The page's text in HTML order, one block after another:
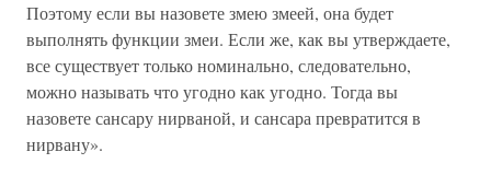
Поэтому если вы назовете змею змеей, она будет
выполнять функции змеи. Если же, как вы утверждаете,
все существует только номинально, следовательно,
можно называть что угодно как угодно. Тогда вы
назовете сансару нирваной, и сансара превратится в
нирвану».